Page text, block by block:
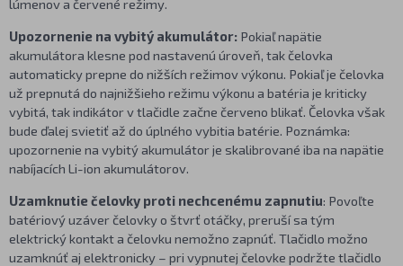
lúmenov a červené režimy.
Upozornenie na vybitý akumulátor: Pokiaľ napätie
akumulátora klesne pod nastavenú úroveň, tak čelovka
automaticky prepne do nižších režimov výkonu. Pokiaľ je čelovka
už prepnutá do najnižšieho režimu výkonu a batéria je kriticky
vybitá, tak indikátor v tlačidle začne červeno blikať. Čelovka však
bude ďalej svietiť až do úplného vybitia batérie. Poznámka:
upozornenie na vybitý akumulátor je skalibrované iba na napätie
nabíjacích Li-ion akumulátorov.
Uzamknutie čelovky proti nechcenému zapnutiu: Povoľte
batériový uzáver čelovky o štvrť otáčky, preruší sa tým
elektrický kontakt a čelovku nemožno zapnúť. Tlačidlo možno
uzamknúť aj elektronicky – pri vypnutej čelovke podržte tlačidlo